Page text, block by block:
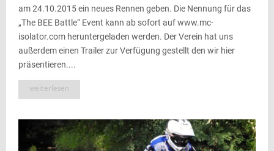
am 24.10.2015 ein neues Rennen geben. Die Nennung für das
„The BEE Battle“ Event kann ab sofort auf www.mc-
isolator.com heruntergeladen werden. Der Verein hat uns
außerdem einen Trailer zur Verfügung gestellt den wir hier
präsentieren....
weiterlesen